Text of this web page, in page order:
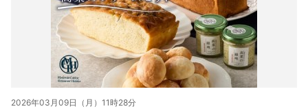
2026年03月09日（月）11時28分